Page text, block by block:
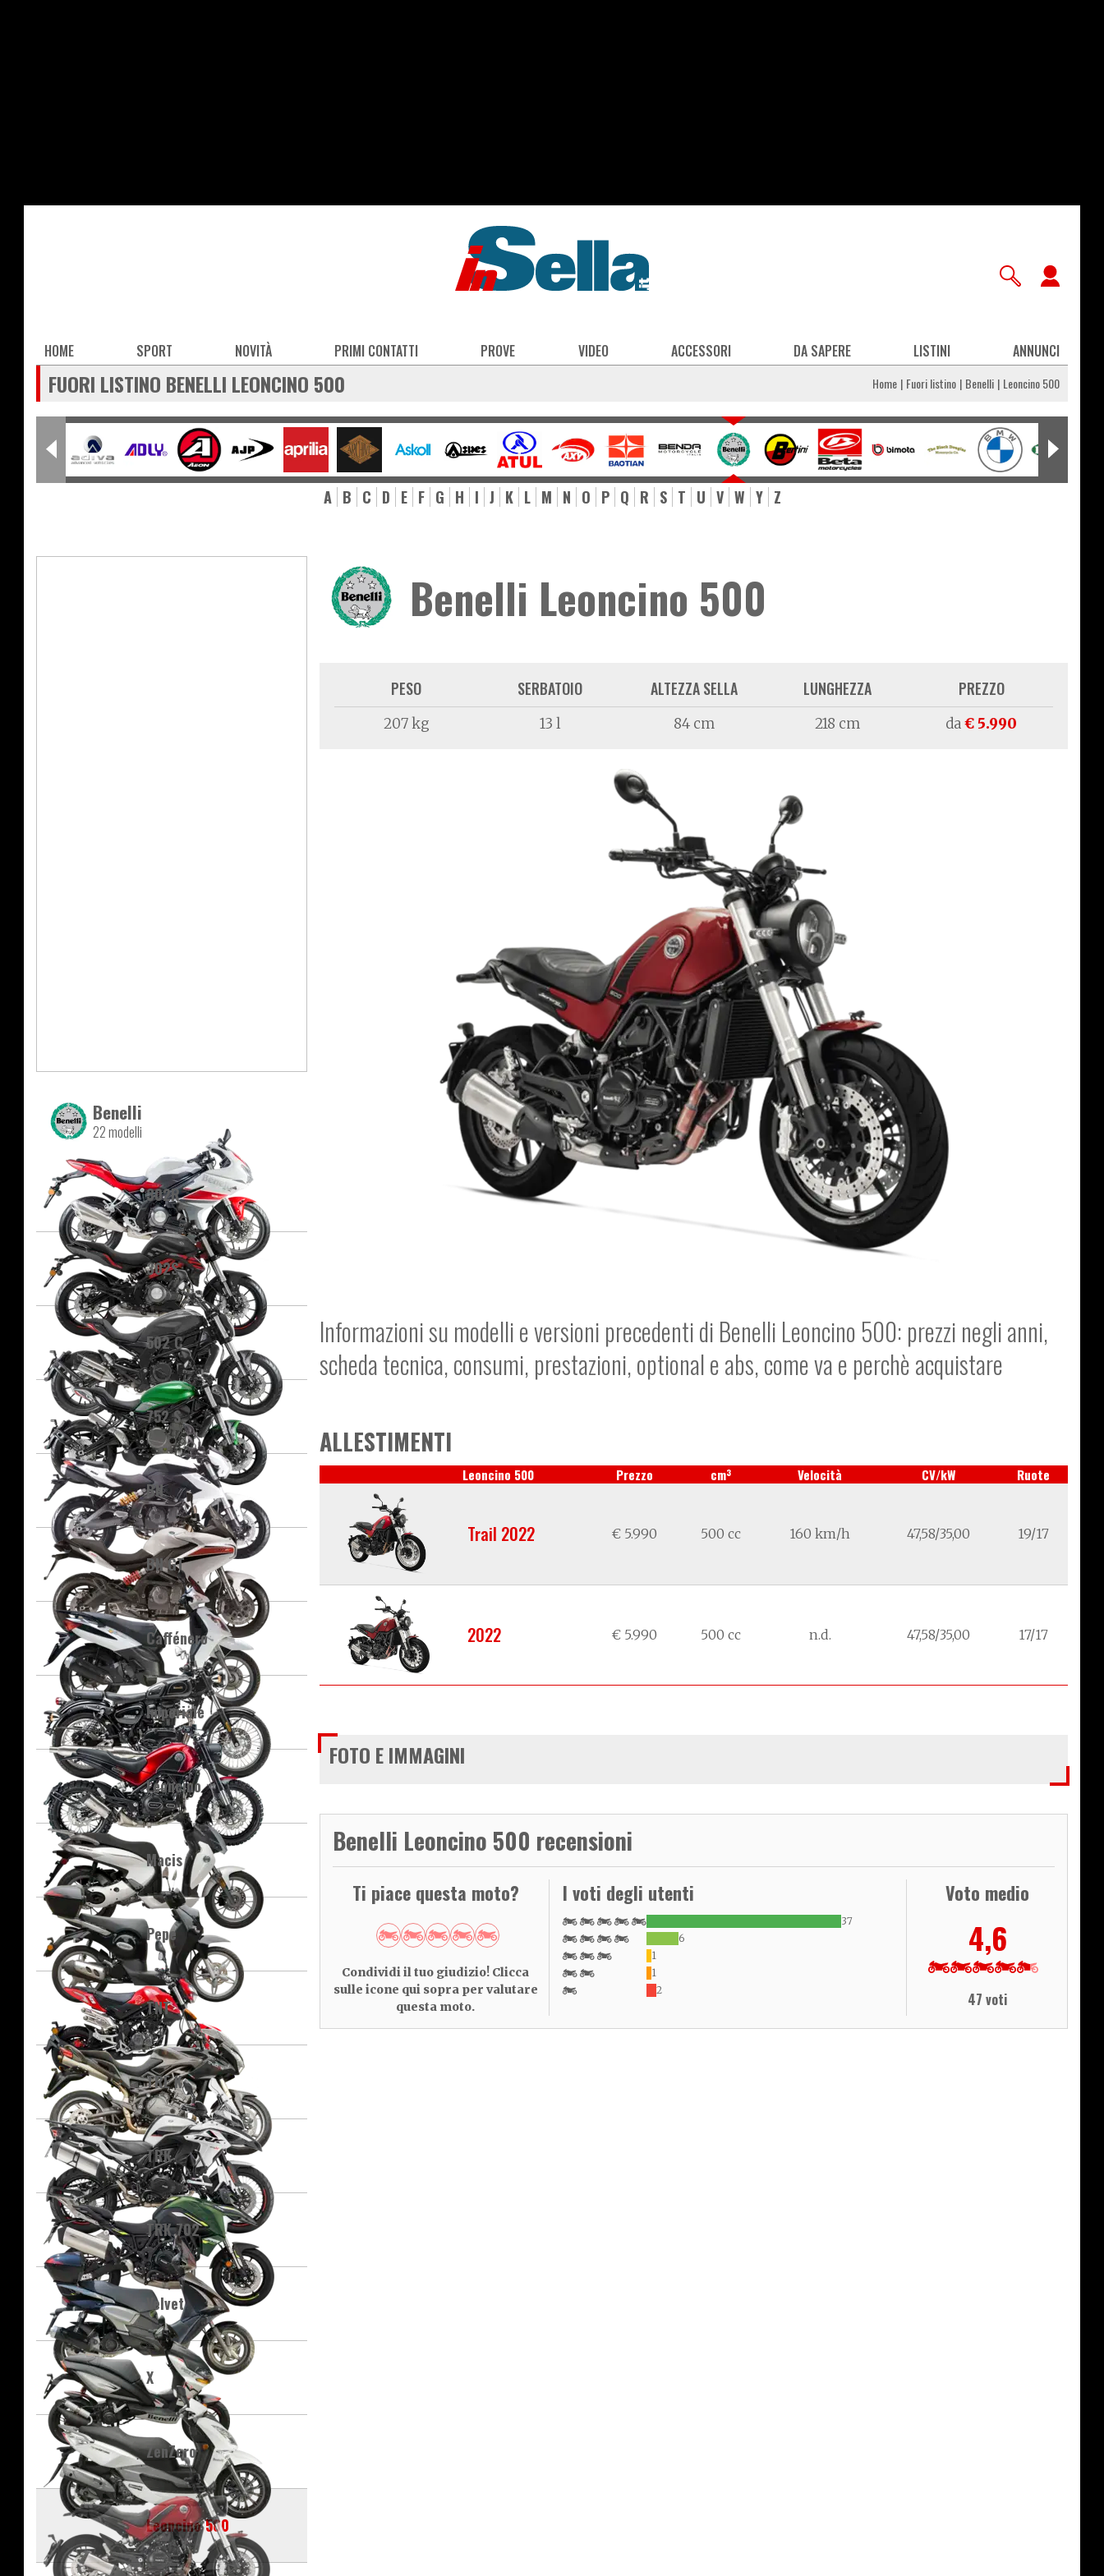
Main
navigation
HOME SPORT NOVITÀ PRIMI CONTATTI PROVE VIDEO ACCESSORI DA SAPERE LISTINI ANNUNCI
FUORI LISTINO BENELLI LEONCINO 500 Home Fuori listino Benelli Leoncino 500
A B C D E F G H I J K L M N O P Q R S T U V W Y Z
Benelli
22 modelli
302R
302S
502 C
752 S
BN
BN GT
Caffénero
Imperiale
Leoncino
Macis
Pepe
TNT
TRE K
TRK
TRK 702
Velvet
X
ZenZero
Leoncino 500
Benelli Leoncino 500
PESO
207 kg
SERBATOIO
13 l
ALTEZZA SELLA
84 cm
LUNGHEZZA
218 cm
PREZZO
da€ 5.990
Informazioni su modelli e versioni precedenti di Benelli Leoncino 500: prezzi negli anni,
scheda tecnica, consumi, prestazioni, optional e abs, come va e perchè acquistare
ALLESTIMENTI
Leoncino 500 Prezzo cm3 Velocità CV/kW Ruote
Trail 2022 € 5.990 500 cc 160 km/h 47,58/35,00 19/17
2022 € 5.990 500 cc n.d. 47,58/35,00 17/17
FOTO E IMMAGINI
Benelli Leoncino 500 recensioni
Ti piace questa moto?
Condividi il tuo giudizio! Clicca
sulle icone qui sopra per valutare
questa moto.
I voti degli utenti
37
6
1
1
2
Voto medio
4,6
47 voti